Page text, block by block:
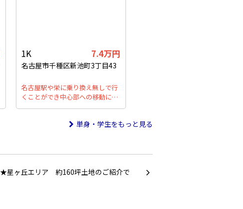
1K 7.4万円
名古屋市千種区新池町3丁目43
名古屋駅や栄に乗り換え無しで行
くことができ中心部への移動に…
単身・学生をもっと見る